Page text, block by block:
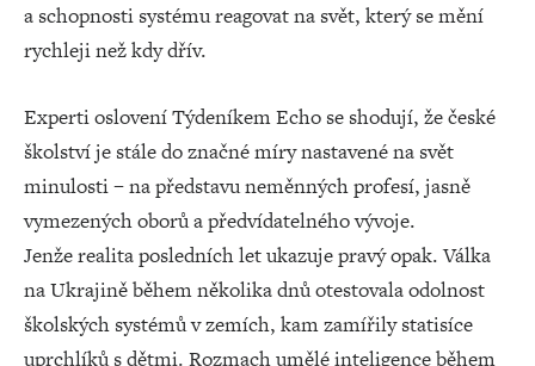
a schopnosti systému reagovat na svět, který se mění
rychleji než kdy dřív.
Experti oslovení Týdeníkem Echo se shodují, že české
školství je stále do značné míry nastavené na svět
minulosti – na představu neměnných profesí, jasně
vymezených oborů a předvídatelného vývoje.
Jenže realita posledních let ukazuje pravý opak. Válka
na Ukrajině během několika dnů otestovala odolnost
školských systémů v zemích, kam zamířily statisíce
uprchlíků s dětmi. Rozmach umělé inteligence během